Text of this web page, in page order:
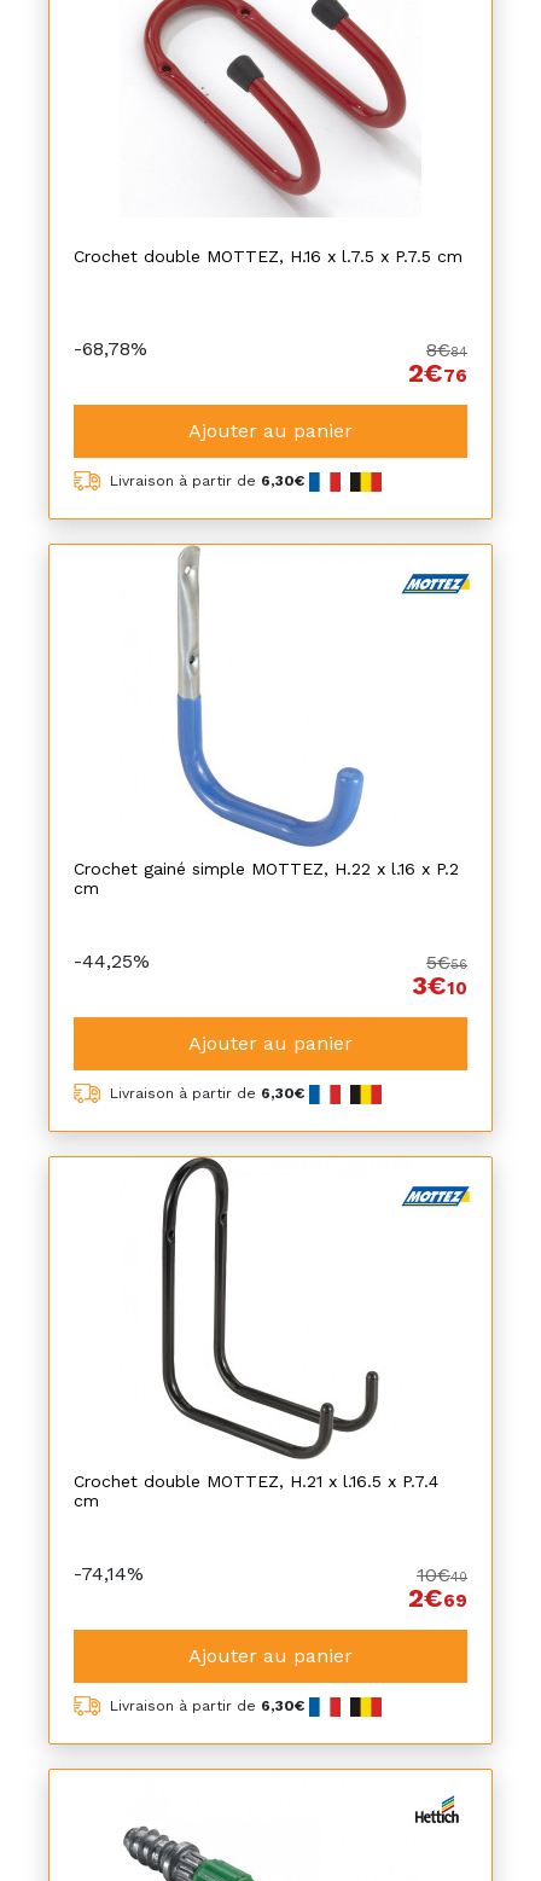
Crochet double MOTTEZ, H.16 x l.7.5 x P.7.5 cm
-68,78% 8€84
2€76
Ajouter au panier
Livraison à partir de 6,30€
Crochet gainé simple MOTTEZ, H.22 x l.16 x P.2
cm
-44,25% 5€56
3€10
Ajouter au panier
Livraison à partir de 6,30€
Crochet double MOTTEZ, H.21 x l.16.5 x P.7.4
cm
-74,14% 10€40
2€69
Ajouter au panier
Livraison à partir de 6,30€